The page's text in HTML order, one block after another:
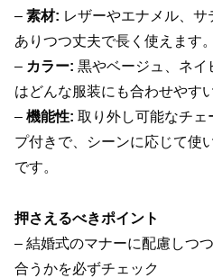
– 素材: レザーやエナメル、
ありつつ丈夫で長く使えます。
– カラー: 黒やベージュ、ネイ
はどんな服装にも合わせやす
– 機能性: 取り外し可能なチェ
プ付きで、シーンに応じて使
です。
押さえるべきポイント
– 結婚式のマナーに配慮しつ
合うかを必ずチェック